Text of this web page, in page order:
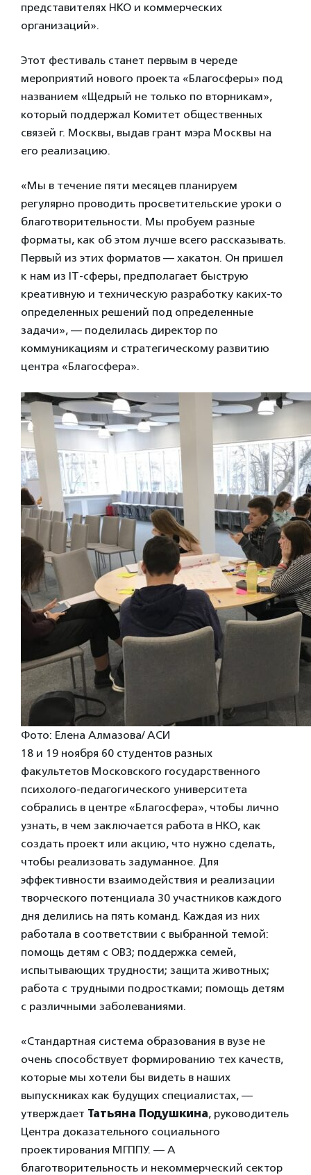
представителях НКО и коммерческих
организаций».
Этот фестиваль станет первым в череде
мероприятий нового проекта «Благосферы» под
названием «Щедрый не только по вторникам»,
который поддержал Комитет общественных
связей г. Москвы, выдав грант мэра Москвы на
его реализацию.
«Мы в течение пяти месяцев планируем
регулярно проводить просветительские уроки о
благотворительности. Мы пробуем разные
форматы, как об этом лучше всего рассказывать.
Первый из этих форматов — хакатон. Он пришел
к нам из IT-сферы, предполагает быструю
креативную и техническую разработку каких-то
определенных решений под определенные
задачи», — поделилась директор по
коммуникациям и стратегическому развитию
центра «Благосфера».
Фото: Елена Алмазова/ АСИ
18 и 19 ноября 60 студентов разных
факультетов Московского государственного
психолого-педагогического университета
собрались в центре «Благосфера», чтобы лично
узнать, в чем заключается работа в НКО, как
создать проект или акцию, что нужно сделать,
чтобы реализовать задуманное. Для
эффективности взаимодействия и реализации
творческого потенциала 30 участников каждого
дня делились на пять команд. Каждая из них
работала в соответствии с выбранной темой:
помощь детям с ОВЗ; поддержка семей,
испытывающих трудности; защита животных;
работа с трудными подростками; помощь детям
с различными заболеваниями.
«Стандартная система образования в вузе не
очень способствует формированию тех качеств,
которые мы хотели бы видеть в наших
выпускниках как будущих специалистах, —
утверждает Татьяна Подушкина, руководитель
Центра доказательного социального
проектирования МГППУ. — А
благотворительность и некоммерческий сектор